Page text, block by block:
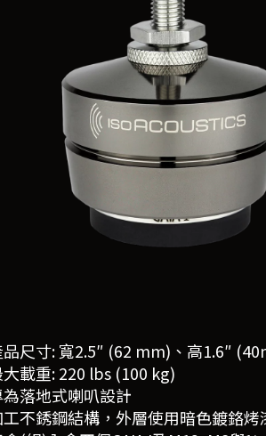
品尺寸: 寬2.5″ (62 mm)、高1.6″
大載重: 220 lbs (100 kg)
為落地式喇叭設計
工不銹鋼結構，外層使用暗色鍍鉻烤